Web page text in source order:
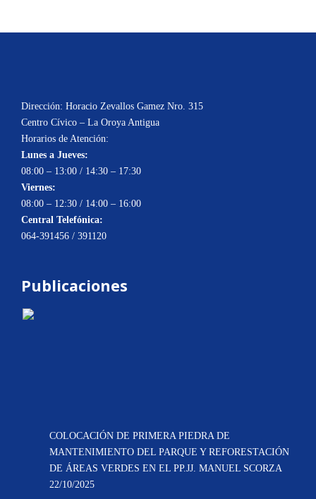
Dirección: Horacio Zevallos Gamez Nro. 315
Centro Cívico – La Oroya Antigua
Horarios de Atención:
Lunes a Jueves:
08:00 – 13:00 / 14:30 – 17:30
Viernes:
08:00 – 12:30 / 14:00 – 16:00
Central Telefónica:
064-391456 / 391120
Publicaciones
COLOCACIÓN DE PRIMERA PIEDRA DE
MANTENIMIENTO DEL PARQUE Y REFORESTACIÓN
DE ÁREAS VERDES EN EL PP.JJ. MANUEL SCORZA
22/10/2025